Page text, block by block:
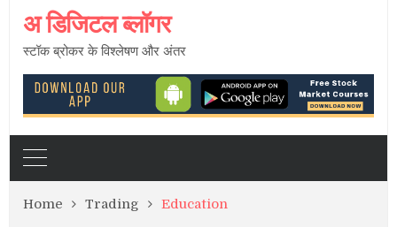
अ डिजिटल ब्लॉगर
स्टॉक ब्रोकर के विश्लेषण और अंतर
Home Trading Education